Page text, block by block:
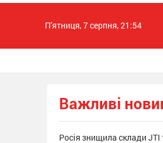
П'ятниця, 7 серпня, 21:54
Важливі
Росія знищила склади JTI